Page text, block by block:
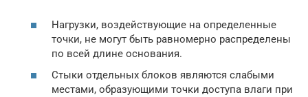
Нагрузки, воздействующие на определенные
точки, не могут быть равномерно распределены
по всей длине основания.
Стыки отдельных блоков являются слабыми
местами, образующими точки доступа влаги при